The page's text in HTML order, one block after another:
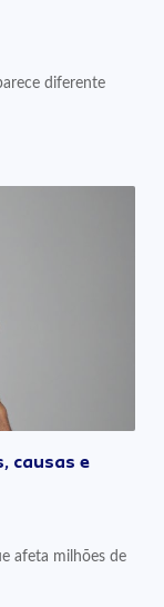
diferente
causas e
afeta milhões de